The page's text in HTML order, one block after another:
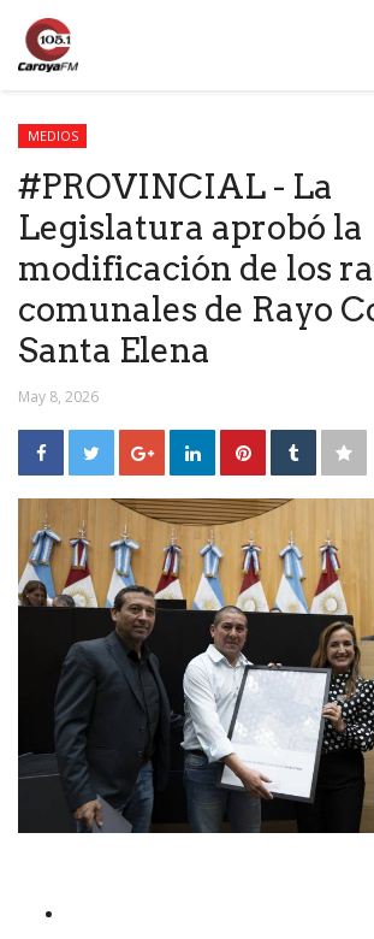
MEDIOS
#PROVINCIAL - La
Legislatura aprobó la
modificación de los
comunales de Rayo
Santa Elena
May 8, 2026